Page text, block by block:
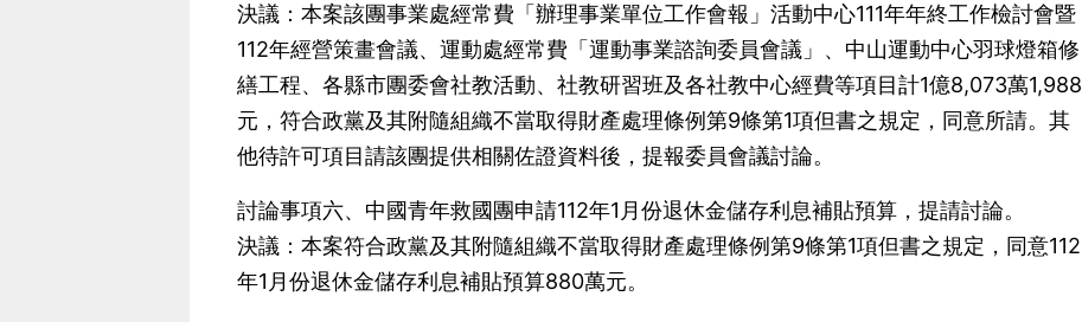
決議：本案該團事業處經常費「辦理事業單位工作會報」活動中心111年年終工作檢討會暨
112年經營策畫會議、運動處經常費「運動事業諮詢委員會議」、中山運動中心羽球燈箱修
繕工程、各縣市團委會社教活動、社教研習班及各社教中心經費等項目計1億8,073萬1,988
元，符合政黨及其附隨組織不當取得財產處理條例第9條第1項但書之規定，同意所請。其
他待許可項目請該團提供相關佐證資料後，提報委員會議討論。
討論事項六、中國青年救國團申請112年1月份退休金儲存利息補貼預算，提請討論。
決議：本案符合政黨及其附隨組織不當取得財產處理條例第9條第1項但書之規定，同意112
年1月份退休金儲存利息補貼預算880萬元。